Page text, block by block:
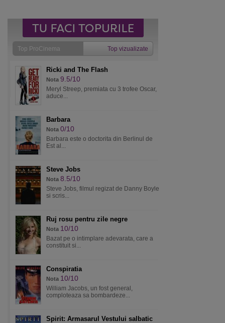
Top ProCinema Top vizualizate
Ricki and The Flash
Nota 9.5/10
Meryl Streep, premiata cu 3 trofee Oscar,
aduce...
Barbara
Nota 0/10
Barbara este o doctorita din Berlinul de
Est al...
Steve Jobs
Nota 8.5/10
Steve Jobs, filmul regizat de Danny Boyle
si scris...
Ruj rosu pentru zile negre
Nota 10/10
Bazat pe o intimplare adevarata, care a
constituit si...
Conspiratia
Nota 10/10
William Jacobs, un fost general,
comploteaza sa bombardeze...
Spirit: Armasarul Vestului salbatic